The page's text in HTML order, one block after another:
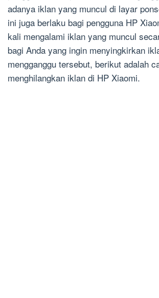
adanya iklan yang muncul di layar
ini juga berlaku bagi pengguna HP
kali mengalami iklan yang muncul
bagi Anda yang ingin menyingkirkan
mengganggu tersebut, berikut adalah
menghilangkan iklan di HP Xiaomi.